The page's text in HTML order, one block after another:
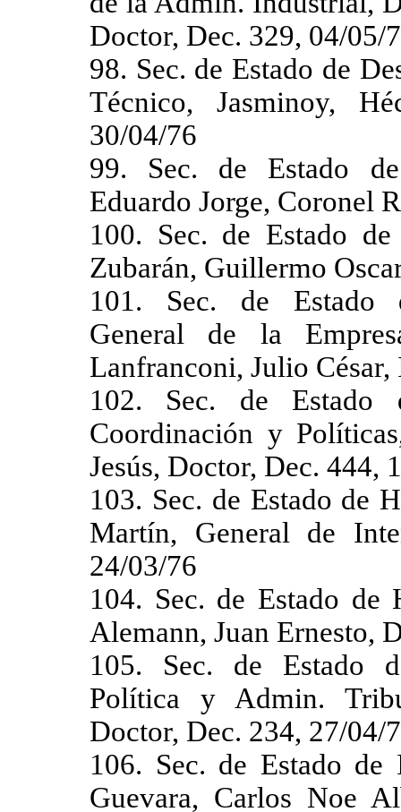
Doctor, Dec. 329, 04/05/
98. Sec. de Estado de
Técnico, Jasminoy,
30/04/76
99. Sec. de Estado
Eduardo Jorge, Coronel
100. Sec. de Estado
Zubarán, Guillermo
101. Sec. de Estado
General de la
Lanfranconi, Julio
102. Sec. de Estado
Coordinación y
Jesús, Doctor, Dec. 444,
103. Sec. de Estado de
Martín, General de
24/03/76
104. Sec. de Estado de
Alemann, Juan Ernesto,
105. Sec. de Estado
Política y Admin.
Doctor, Dec. 234, 27/04/
106. Sec. de Estado de
Guevara, Carlos Noe